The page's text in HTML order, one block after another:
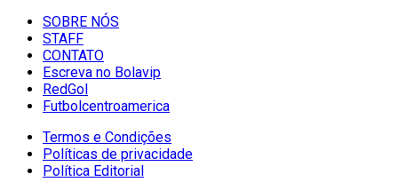
SOBRE NÓS
STAFF
CONTATO
Escreva no Bolavip
RedGol
Futbolcentroamerica
Termos e Condições
Políticas de privacidade
Política Editorial